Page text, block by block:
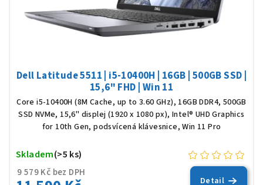
Dell Latitude 5511 | i5-10400H | 16GB | 500GB SSD |
15,6" FHD | Win 11
Core i5-10400H (8M Cache, up to 3.60 GHz), 16GB DDR4, 500GB
SSD NVMe, 15,6" displej (1920 x 1080 px), Intel® UHD Graphics
for 10th Gen, podsvícená klávesnice, Win 11 Pro
9 579 Kč bez DPH
Skladem(>5 ks)
Detail